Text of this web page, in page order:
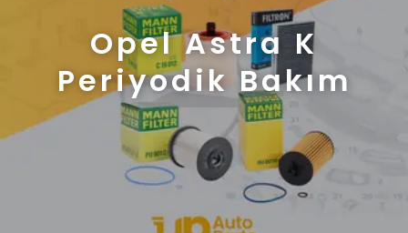
Opel Astra K
Periyodik Bakım